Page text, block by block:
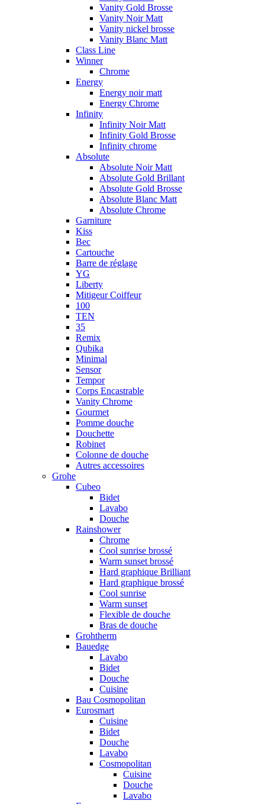
Vanity Gold Brosse
Vanity Noir Matt
Vanity nickel brosse
Vanity Blanc Matt
Class Line
Winner
Chrome
Energy
Energy noir matt
Energy Chrome
Infinity
Infinity Noir Matt
Infinity Gold Brosse
Infinity chrome
Absolute
Absolute Noir Matt
Absolute Gold Brillant
Absolute Gold Brosse
Absolute Blanc Matt
Absolute Chrome
Garniture
Kiss
Bec
Cartouche
Barre de réglage
YG
Liberty
Mitigeur Coiffeur
100
TEN
35
Remix
Qubika
Minimal
Sensor
Tempor
Corps Encastrable
Vanity Chrome
Gourmet
Pomme douche
Douchette
Robinet
Colonne de douche
Autres accessoires
Grohe
Cubeo
Bidet
Lavabo
Douche
Rainshower
Chrome
Cool sunrise brossé
Warm sunset brossé
Hard graphique Brilliant
Hard graphique brossé
Cool sunrise
Warm sunset
Flexible de douche
Bras de douche
Grohtherm
Bauedge
Lavabo
Bidet
Douche
Cuisine
Bau Cosmopolitan
Eurosmart
Cuisine
Bidet
Douche
Lavabo
Cosmopolitan
Cuisine
Douche
Lavabo